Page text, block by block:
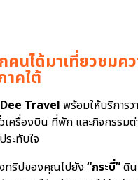
คนได้มาเที่ยวชมค
าคใต้
Travel พร้อมให้บริการ
ครื่องบิน ที่พัก และกิจกรรมต่
ะทับใจ
ทริปของคุณไปยัง“กระบี่”ดิ